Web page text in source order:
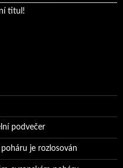
titul!
podvečer
je rozlosován